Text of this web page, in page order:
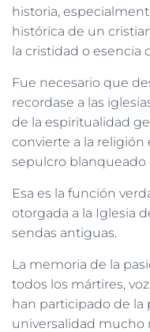
historia,
histórica de un
la cristidad o esencia
Fue necesario que
recordase a las
de la espiritualidad
convierte a la religión
sepulcro blanqueado
Esa es la función
otorgada a la Iglesia
sendas antiguas.
La memoria de la
todos los mártires,
han participado de la
universalidad mucho